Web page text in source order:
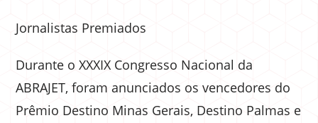
Jornalistas Premiados
Durante o XXXIX Congresso Nacional da
ABRAJET, foram anunciados os vencedores do
Prêmio Destino Minas Gerais, Destino Palmas e